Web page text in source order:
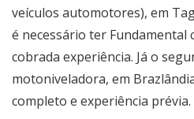
veículos automotores), em
é necessário ter Fundamental
cobrada experiência. Já o
motoniveladora, em
completo e experiência prévia.